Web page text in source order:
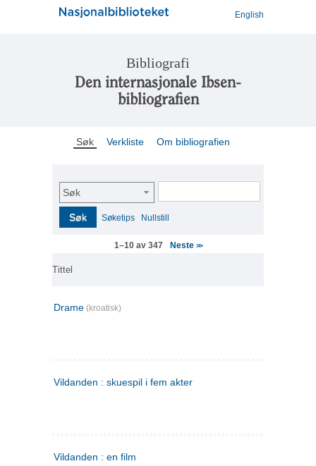
English
Bibliografi
Den internasjonale Ibsen-
bibliografien
Søk Verkliste Om bibliografien
Søk
Søk Søketips Nullstill
1–10 av 347 Neste >>
Tittel
Drame (kroatisk)
Vildanden : skuespil i fem akter
Vildanden : en film